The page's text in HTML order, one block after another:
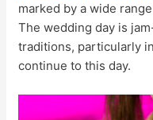
marked by a wide
The wedding day is
traditions, particularly
continue to this day.